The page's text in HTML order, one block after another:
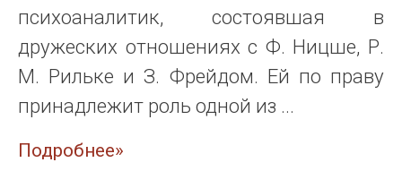
психоаналитик, состоявшая в
дружеских отношениях с Ф. Ницше, Р.
М. Рильке и З. Фрейдом. Ей по праву
принадлежит роль одной из ...
Подробнее»